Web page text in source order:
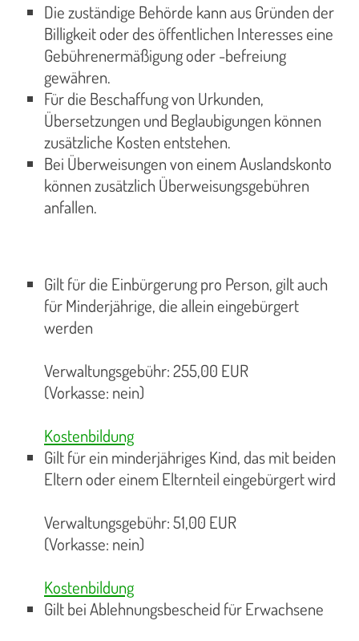
Die zuständige Behörde kann aus Gründen der
Billigkeit oder des öffentlichen Interesses eine
Gebührenermäßigung oder -befreiung
gewähren.
Für die Beschaffung von Urkunden,
Übersetzungen und Beglaubigungen können
zusätzliche Kosten entstehen.
Bei Überweisungen von einem Auslandskonto
können zusätzlich Überweisungsgebühren
anfallen.
Gilt für die Einbürgerung pro Person, gilt auch
für Minderjährige, die allein eingebürgert
werden
Verwaltungsgebühr: 255,00 EUR
(Vorkasse: nein)
Kostenbildung
Gilt für ein minderjähriges Kind, das mit beiden
Eltern oder einem Elternteil eingebürgert wird
Verwaltungsgebühr: 51,00 EUR
(Vorkasse: nein)
Kostenbildung
Gilt bei Ablehnungsbescheid für Erwachsene